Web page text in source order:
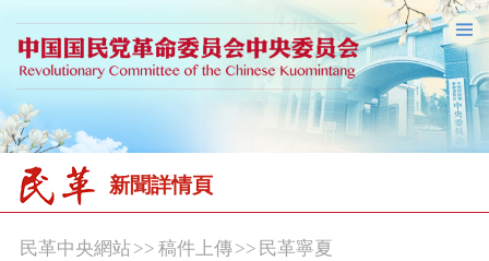
新聞詳情頁
民革中央網站>> 稿件上傳>> 民革寧夏